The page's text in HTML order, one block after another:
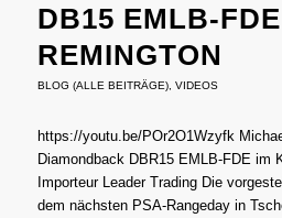
DB15 EMLB-
REMINGTON
BLOG (ALLE BEITRÄGE), VIDEOS
https://youtu.be/POr2O1Wzyfk
Diamondback DBR15 EMLB-FDE im
Importeur Leader Trading Die
dem nächsten PSA-Rangeday in